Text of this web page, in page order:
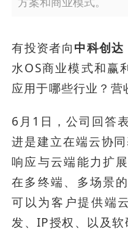
有投资者向中科创达
水OS商业模式和赢
应用于哪些行业？营
6月1日，公司回答
进是建立在端云协
响应与云端能力扩
在多终端、多场景
可以为客户提供端
发、IP授权、以及